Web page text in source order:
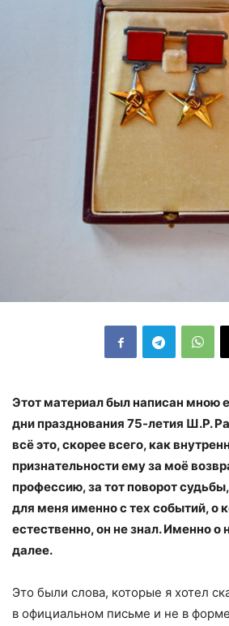
Этот материал был написан мною
дни празднования 75-летия Ш.Р.
всё это, скорее всего, как
признательности ему за моё
профессию, за тот поворот
для меня именно с тех событий, о
естественно, он не знал. Именно о
далее.
Это были слова, которые я хотел
в официальном письме и не в